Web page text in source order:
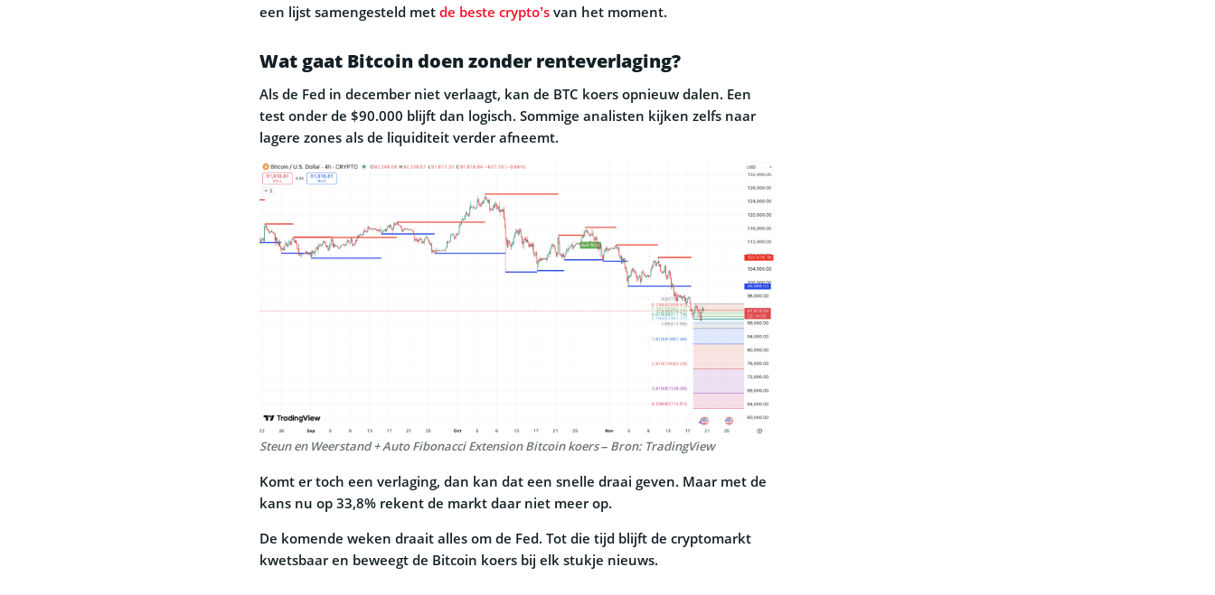
een lijst samengesteld met de beste crypto’s van het moment.
Wat gaat Bitcoin doen zonder renteverlaging?
Als de Fed in december niet verlaagt, kan de BTC koers opnieuw dalen. Een
test onder de $90.000 blijft dan logisch. Sommige analisten kijken zelfs naar
lagere zones als de liquiditeit verder afneemt.
Steun en Weerstand + Auto Fibonacci Extension Bitcoin koers – Bron: TradingView
Komt er toch een verlaging, dan kan dat een snelle draai geven. Maar met de
kans nu op 33,8% rekent de markt daar niet meer op.
De komende weken draait alles om de Fed. Tot die tijd blijft de cryptomarkt
kwetsbaar en beweegt de Bitcoin koers bij elk stukje nieuws.